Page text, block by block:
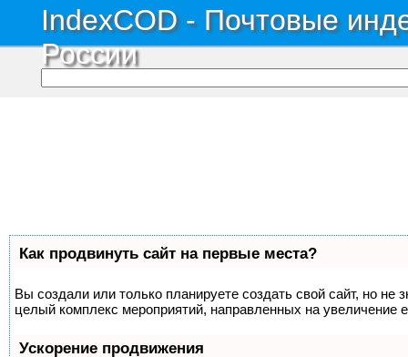
IndexCOD - Почтовые
России
Как продвинуть сайт на первые места?
Вы создали или только планируете создать свой сайт, но не
целый комплекс мероприятий, направленных на увеличение
Ускорение продвижения